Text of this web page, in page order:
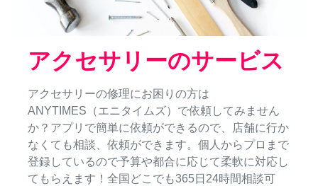
アクセサリーのサービス
アクセサリーの修理にお困りの方は
ANYTIMES（エニタイムズ）で依頼してみません
か？アプリで簡単に依頼ができるので、店舗に行か
なくても相談、依頼ができます。個人からプロまで
登録しているので予算や都合に応じて柔軟に対応し
てもらえます！全国どこでも365日24時間相談可